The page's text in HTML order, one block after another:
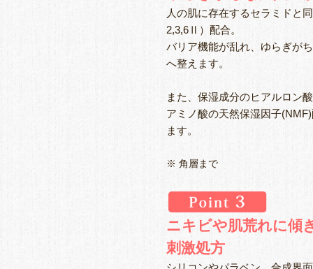
人の肌に存在するセラミドと
2,3,6Ⅱ）配合。
バリア機能が乱れ、ゆらぎが
へ整えます。
また、保湿成分のヒアルロン
アミノ酸の天然保湿因子
ます。
※ 角層まで
ニキビや肌荒れに傾
刺激処方